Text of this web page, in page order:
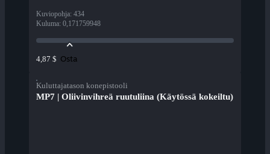
Kuviopohja: 434
Kuluma: 0,171759948
4,87 $ Osta
Kuluttajatason konepistooli
MP7 | Oliivinvihreä ruutuliina (Käytössä kokeiltu)